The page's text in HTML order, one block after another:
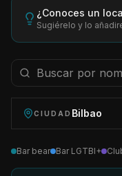
¿Conoces un
Sugiérelo y lo
CIUDAD Bilbao
Bar bear Bar LGTBI+